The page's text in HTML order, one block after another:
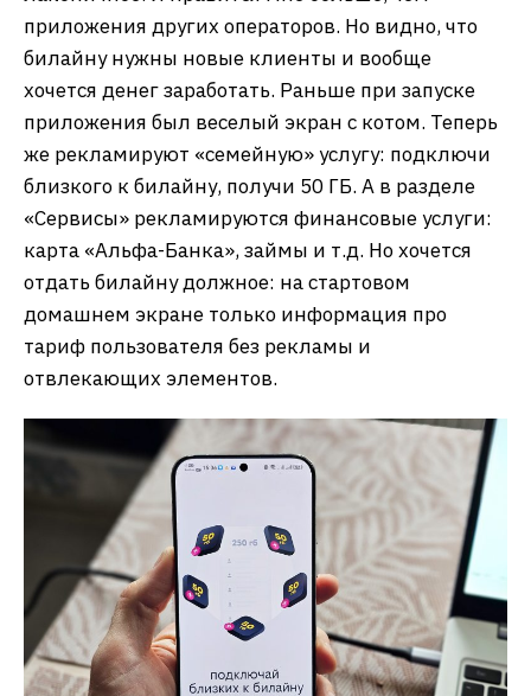
приложения других операторов. Но видно, что
билайну нужны новые клиенты и вообще
хочется денег заработать. Раньше при запуске
приложения был веселый экран с котом. Теперь
же рекламируют «семейную» услугу: подключи
близкого к билайну, получи 50 ГБ. А в разделе
«Сервисы» рекламируются финансовые услуги:
карта «Альфа-Банка», займы и т.д. Но хочется
отдать билайну должное: на стартовом
домашнем экране только информация про
тариф пользователя без рекламы и
отвлекающих элементов.